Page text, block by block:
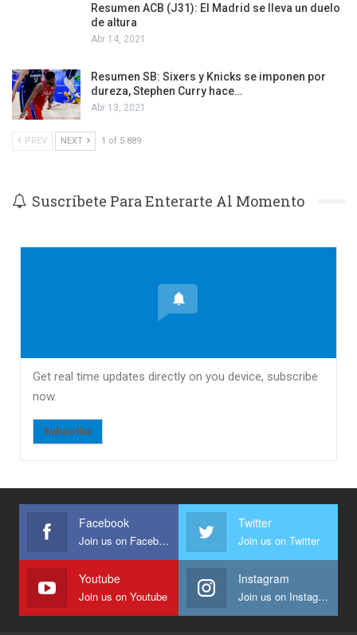
Resumen ACB (J31): El Madrid se lleva un duelo
de altura
Abr 14, 2021
Resumen SB: Sixers y Knicks se imponen por
dureza, Stephen Curry hace…
Abr 13, 2021
PREV NEXT 1 of 5.889
Suscríbete Para Enterarte Al Momento
Get real time updates directly on you device, subscribe
now.
Subscribe
Facebook
Join us on Facebook
Twitter
Join us on Twitter
Youtube
Join us on Youtube
Instagram
Join us on Instagram